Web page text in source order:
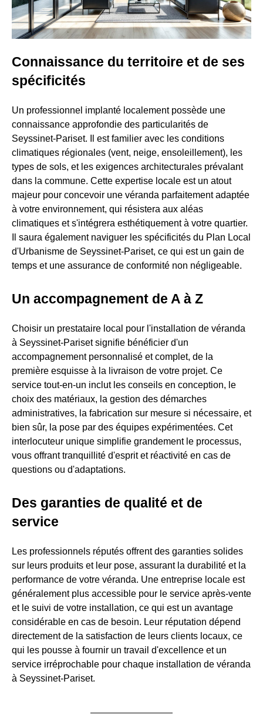
Connaissance du territoire et de ses
spécificités
Un professionnel implanté localement possède une
connaissance approfondie des particularités de
Seyssinet-Pariset. Il est familier avec les conditions
climatiques régionales (vent, neige, ensoleillement), les
types de sols, et les exigences architecturales prévalant
dans la commune. Cette expertise locale est un atout
majeur pour concevoir une véranda parfaitement adaptée
à votre environnement, qui résistera aux aléas
climatiques et s'intégrera esthétiquement à votre quartier.
Il saura également naviguer les spécificités du Plan Local
d'Urbanisme de Seyssinet-Pariset, ce qui est un gain de
temps et une assurance de conformité non négligeable.
Un accompagnement de A à Z
Choisir un prestataire local pour l'installation de véranda
à Seyssinet-Pariset signifie bénéficier d'un
accompagnement personnalisé et complet, de la
première esquisse à la livraison de votre projet. Ce
service tout-en-un inclut les conseils en conception, le
choix des matériaux, la gestion des démarches
administratives, la fabrication sur mesure si nécessaire, et
bien sûr, la pose par des équipes expérimentées. Cet
interlocuteur unique simplifie grandement le processus,
vous offrant tranquillité d'esprit et réactivité en cas de
questions ou d'adaptations.
Des garanties de qualité et de
service
Les professionnels réputés offrent des garanties solides
sur leurs produits et leur pose, assurant la durabilité et la
performance de votre véranda. Une entreprise locale est
généralement plus accessible pour le service après-vente
et le suivi de votre installation, ce qui est un avantage
considérable en cas de besoin. Leur réputation dépend
directement de la satisfaction de leurs clients locaux, ce
qui les pousse à fournir un travail d'excellence et un
service irréprochable pour chaque installation de véranda
à Seyssinet-Pariset.